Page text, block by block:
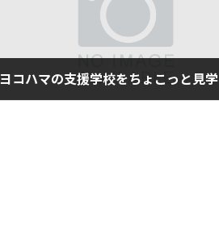
ヨコハマの支援学校をちょこっと見学